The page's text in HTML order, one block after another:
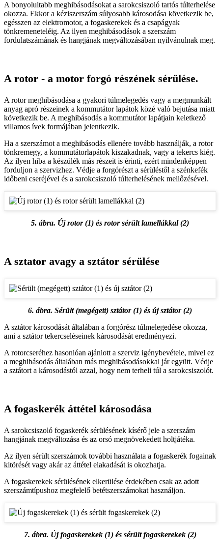
A bonyolultabb meghibásodásokat a sarokcsiszoló tartós túlterhelése
okozza. Ekkor a kéziszerszám súlyosabb károsodása következik be,
egésszen az elektromotor, a fogaskerekek és a csapágyak
tönkremeneteléig. Az ilyen meghibásodások a szerszám
fordulatszámának és hangjának megváltozásában nyilvánulnak meg.
A rotor - a motor forgó részének sérülése.
A rotor meghibásodása a gyakori túlmelegedés vagy a megmunkált
anyag apró részeinek a kommutátor lapátok közé való bejutása miatt
következik be. A meghibásodás a kommutátor lapátjain keletkező
villamos ívek formájában jelentkezik.
Ha a szerszámot a meghibásodás ellenére tovább használják, a rotor
tönkremegy, a kommutátorlapátok kiszakadnak, vagy a tekercs kiég.
Az ilyen hiba a készülék más részeit is érinti, ezért mindenképpen
forduljon a szervizhez. Védje a forgórészt a sérüléstől a szénkefék
időbeni cseréjével és a sarokcsiszoló túlterhelésének mellőzésével.
5. ábra. Új rotor (1) és rotor sérült lamellákkal (2)
A sztator avagy a sztátor sérülése
6. ábra. Sérült (megégett) sztátor (1) és új sztátor (2)
A sztátor károsodását általában a forgórész túlmelegedése okozza,
ami a sztátor tekercseléseinek károsodását eredményezi.
A rotorcseréhez hasonlóan ajánlott a szerviz igénybevétele, mivel ez
a meghibásodás általában más meghibásodásokkal jár együtt. Védje
a sztátort a károsodástól azzal, hogy nem terheli túl a sarokcsiszolót.
A fogaskerék áttétel károsodása
A sarokcsiszoló fogaskerék sérülésének kísérő jele a szerszám
hangjának megváltozása és az orsó megnövekedett holtjátéka.
Az ilyen sérült szerszámok további használata a fogaskerék fogainak
kitörését vagy akár az áttétel elakadását is okozhatja.
A fogaskerekek sérülésének elkerülése érdekében csak az adott
szerszámtípushoz megfelelő betétszerszámokat használjon.
7. ábra. Új fogaskerekek (1) és sérült fogaskerekek (2)